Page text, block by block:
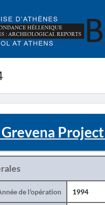
Grevena
de l'opération 1994